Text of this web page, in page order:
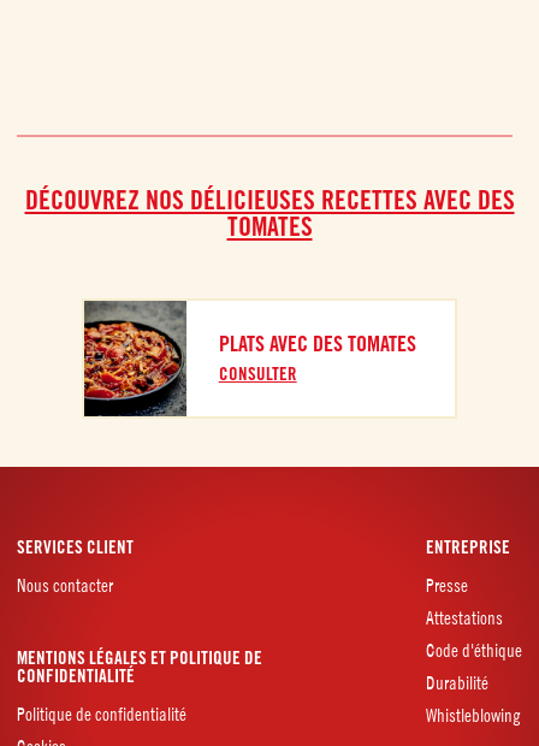
DÉCOUVREZ NOS DÉLICIEUSES RECETTES AVEC DES
TOMATES
PLATS AVEC DES TOMATES
CONSULTER
SERVICES CLIENT
Nous contacter
ENTREPRISE
Presse
Attestations
Code d'éthique
Durabilité
Whistleblowing
MENTIONS LÉGALES ET POLITIQUE DE
CONFIDENTIALITÉ
Politique de confidentialité